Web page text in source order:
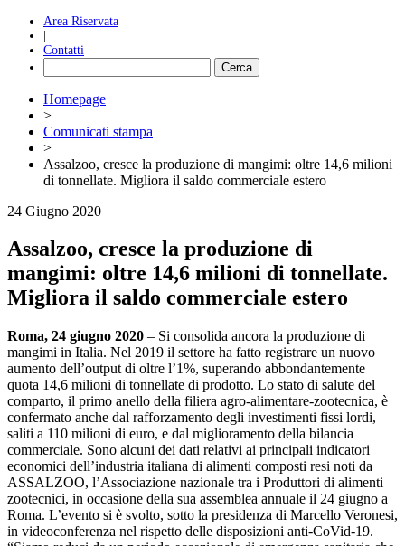
Area Riservata
|
Contatti
Homepage
>
Comunicati stampa
>
Assalzoo, cresce la produzione di mangimi: oltre 14,6 milioni
di tonnellate. Migliora il saldo commerciale estero
24 Giugno 2020
Assalzoo, cresce la produzione di
mangimi: oltre 14,6 milioni di tonnellate.
Migliora il saldo commerciale estero
Roma, 24 giugno 2020 – Si consolida ancora la produzione di
mangimi in Italia. Nel 2019 il settore ha fatto registrare un nuovo
aumento dell’output di oltre l’1%, superando abbondantemente
quota 14,6 milioni di tonnellate di prodotto. Lo stato di salute del
comparto, il primo anello della filiera agro-alimentare-zootecnica, è
confermato anche dal rafforzamento degli investimenti fissi lordi,
saliti a 110 milioni di euro, e dal miglioramento della bilancia
commerciale. Sono alcuni dei dati relativi ai principali indicatori
economici dell’industria italiana di alimenti composti resi noti da
ASSALZOO, l’Associazione nazionale tra i Produttori di alimenti
zootecnici, in occasione della sua assemblea annuale il 24 giugno a
Roma. L’evento si è svolto, sotto la presidenza di Marcello Veronesi,
in videoconferenza nel rispetto delle disposizioni anti-CoVid-19.